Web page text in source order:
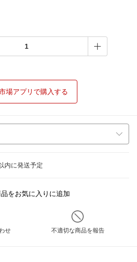
場アプリで購入する
内に発送予定
をお気に入りに追加
せ 不適切な商品を報告